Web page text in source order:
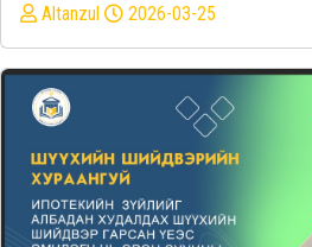
Altanzul
2026-03-25